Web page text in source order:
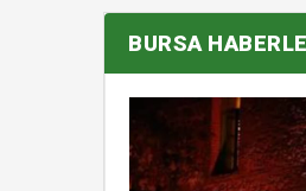
BURSA